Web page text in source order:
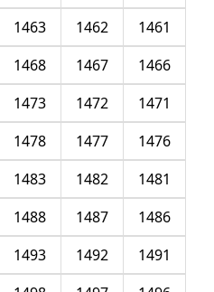
1461
1462
1463
1466
1467
1468
1471
1472
1473
1476
1477
1478
1481
1482
1483
1486
1487
1488
1491
1492
1493